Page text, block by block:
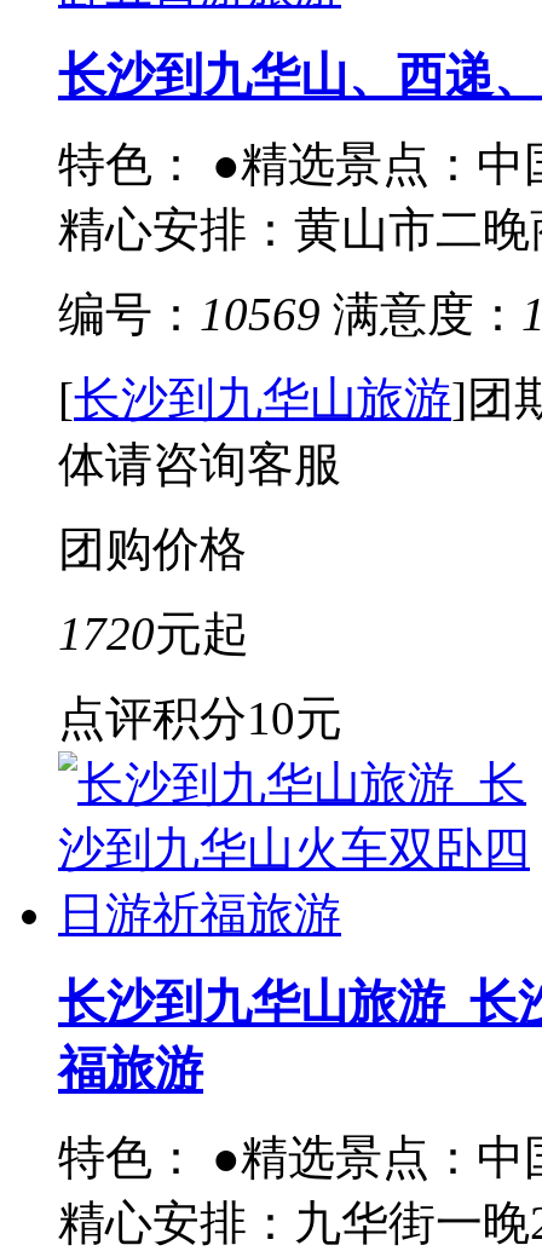
长沙到九华山、西递
特色： ●精选景点：
精心安排：黄山市二
编号： 10569 满意度：
[长沙到九华山旅游]团
体请咨询客服
团购价格
1720元起
点评积分10元
长沙到九华山旅游_长
福旅游
特色： ●精选景点：
精心安排：九华街一晚